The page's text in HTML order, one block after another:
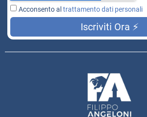
Acconsento altrattamento dati personali
Iscriviti Ora ⚡